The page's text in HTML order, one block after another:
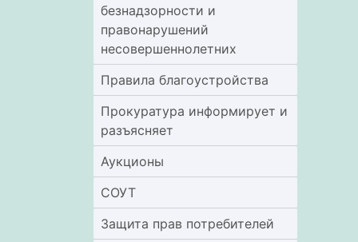
безнадзорности и
правонарушений
несовершеннолетних
Правила благоустройства
Прокуратура информирует и
разъясняет
Аукционы
СОУТ
Защита прав потребителей